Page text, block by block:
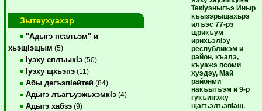
Зытеухуахэр
"Адыгэ псалъэм" и
хьэщIэщым (5)
Iуэху еплъыкIэ (50)
Iуэху щхьэпэ (11)
Абы дегъэпIейтей (84)
Адыгэ лъагъуэжьхэмкIэ (4)
Адыгэ хабзэ (9)
ТекIуэныгъэ Иныр
къызэрыщахьрэ
илъэс 77-рэ
щрикъум
ирихьэлIэу
республикэм и
район, къалэ,
къуажэ псоми
хуэдэу, Май
районми
накъыгъэм и 9-р
гукъинэжу
щагъэлъэпIащ.